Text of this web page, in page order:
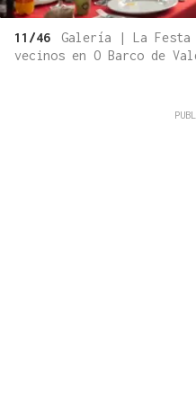
11/46
Galería | La Festa
vecinos en O Barco de